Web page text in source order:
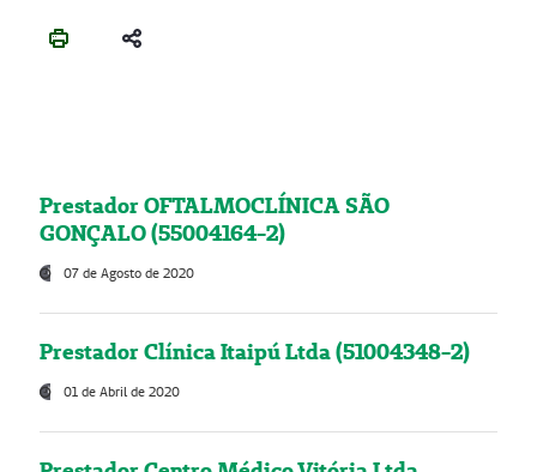
Prestador OFTALMOCLÍNICA SÃO
GONÇALO (55004164-2)
07 de Agosto de 2020
Prestador Clínica Itaipú Ltda (51004348-2)
01 de Abril de 2020